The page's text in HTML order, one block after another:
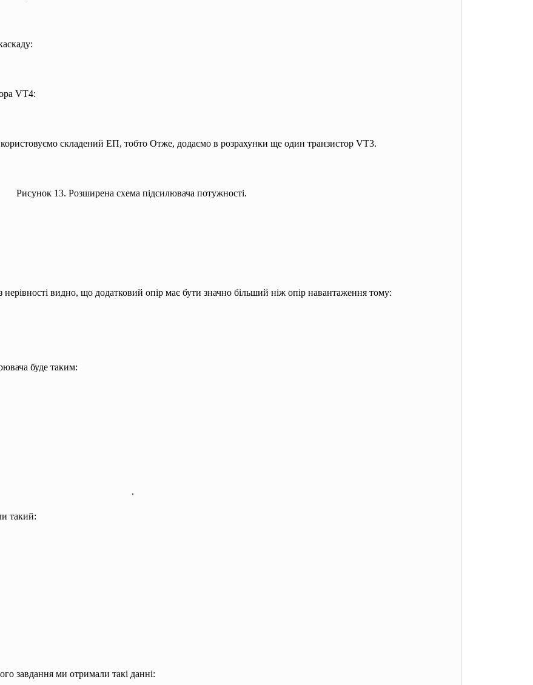
VT4:
складений ЕП, тобто Отже, додаємо в розрахунки ще один транзистор VT3.
Рисунок 13. Розширена схема підсилювача потужності.
нерівності видно, що додатковий опір має бути значно більший ніж опір навантаження тому:
буде таким:
.
такий:
завдання ми отримали такі данні: